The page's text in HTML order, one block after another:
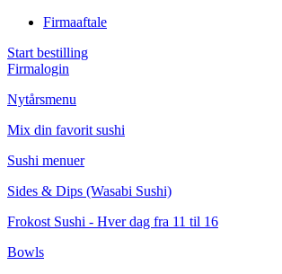
Firmaaftale
Start bestilling
Firmalogin
Nytårsmenu
Mix din favorit sushi
Sushi menuer
Sides & Dips (Wasabi Sushi)
Frokost Sushi - Hver dag fra 11 til 16
Bowls